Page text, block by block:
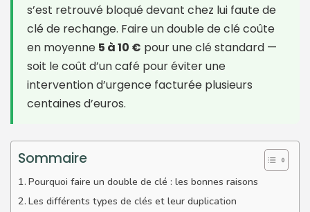
s’est retrouvé bloqué devant chez lui faute de
clé de rechange. Faire un double de clé coûte
en moyenne 5 à 10 € pour une clé standard —
soit le coût d’un café pour éviter une
intervention d’urgence facturée plusieurs
centaines d’euros.
Sommaire
Pourquoi faire un double de clé : les bonnes raisons
Les différents types de clés et leur duplication